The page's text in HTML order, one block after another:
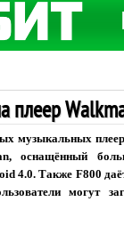
плеер
музыкальных
оснащённый
4.0. Также F800
могут